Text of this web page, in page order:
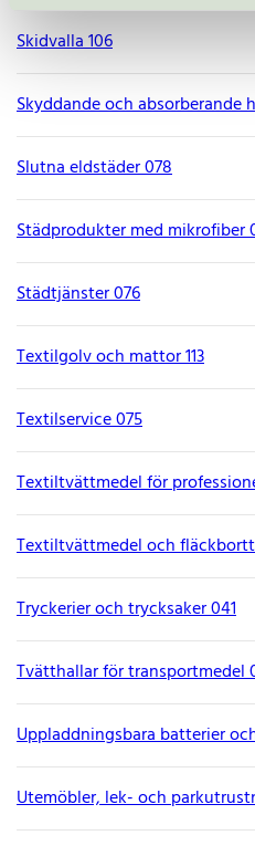
Skidvalla 106
Skyddande och absorberande
Slutna eldstäder 078
Städprodukter med mikrofiber
Städtjänster 076
Textilgolv och mattor 113
Textilservice 075
Textiltvättmedel för
Textiltvättmedel och
Tryckerier och trycksaker 041
Tvätthallar för transportmedel
Uppladdningsbara batterier
Utemöbler, lek- och